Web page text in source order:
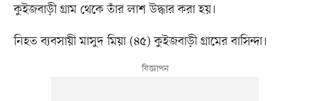
কুইজবাড়ী গ্রাম থেকে তাঁর লাশ উদ্ধার করা হয়।
নিহত ব্যবসায়ী মাসুদ মিয়া (৪৫) কুইজবাড়ী গ্রামের বাসিন্দা।